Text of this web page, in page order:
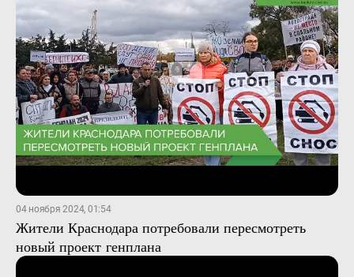
04 ноября 2024, 01:54
Жители Краснодара потребовали пересмотреть
новый проект генплана